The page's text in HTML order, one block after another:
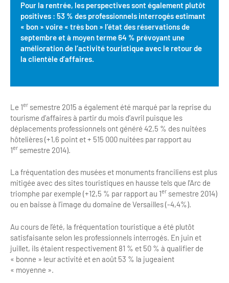
Pour la rentrée, les perspectives sont également plutôt
positives : 53 % des professionnels interrogés estimant
« bon » voire « très bon » l’état des réservations de
septembre et à moyen terme 64 % prévoyant une
amélioration de l’activité touristique avec le retour de
la clientèle d’affaires.
Le 1er semestre 2015 a également été marqué par la reprise du
tourisme d’affaires à partir du mois d’avril puisque les
déplacements professionnels ont généré 42,5 % des nuitées
hôtelières (+1,6 point et + 515 000 nuitées par rapport au
1er semestre 2014).
La fréquentation des musées et monuments franciliens est plus
mitigée avec des sites touristiques en hausse tels que l’Arc de
triomphe par exemple (+12,5 % par rapport au 1er semestre 2014)
ou en baisse à l’image du domaine de Versailles (-4,4%).
Au cours de l’été, la fréquentation touristique a été plutôt
satisfaisante selon les professionnels interrogés. En juin et
juillet, ils étaient respectivement 81 % et 50 % à qualifier de
« bonne » leur activité et en août 53 % la jugeaient
« moyenne ».